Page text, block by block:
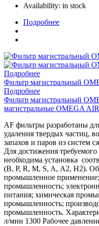
Availability: in stock
Подробнее
Подробнее
Фильтр магистральный
Подробнее
Фильтр магистральный
магистральные OMEGA AIR
AF фильтры разработаны
удаления твердых частиц,
запахов и паров из систем
Для достижения требуемого
необходима установка
(B, P, R, M, S, A, A2, H2).
промышленное
промышленность;
питания; химическая
промышленность;
промышленность.
л/мин 1300 Рабочее